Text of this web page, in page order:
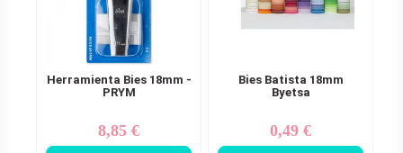
Herramienta Bies 18mm -
PRYM
Precio
8,85 €
Bies Batista 18mm
Byetsa
Precio
0,49 €